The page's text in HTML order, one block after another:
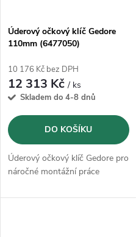
Úderový očkový klíč Gedore
110mm (6477050)
10 176 Kč bez DPH
12 313 Kč/ ks
Skladem do 4-8 dnů
DO KOŠÍKU
Úderový očkový klíč Gedore pro
náročné montážní práce